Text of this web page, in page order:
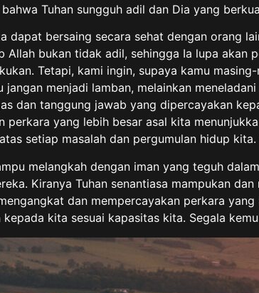
Tuhan sungguh adil dan Dia yang
dapat bersaing secara sehat dengan orang
Allah bukan tidak adil, sehingga Ia lupa
Tetapi, kami ingin, supaya kamu
menjadi lamban, melainkan
dan tanggung jawab yang dipercayakan
perkara yang lebih besar asal kita
setiap masalah dan pergumulan hidup
melangkah dengan iman yang teguh
Kiranya Tuhan senantiasa mampukan
dan mempercayakan perkara
kita sesuai kapasitas kita. Segala